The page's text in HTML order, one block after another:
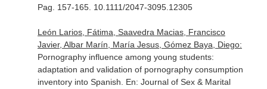
Pag. 157-165. 10.1111/2047-3095.12305
León Larios, Fátima, Saavedra Macias, Francisco
Javier, Albar Marín, María Jesus, Gómez Baya, Diego:
Pornography influence among young students:
adaptation and validation of pornography consumption
inventory into Spanish. En: Journal of Sex & Marital